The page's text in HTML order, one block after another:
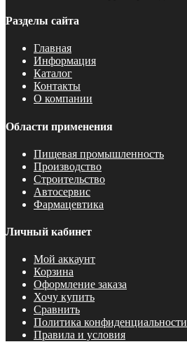
Разделы сайта
Главная
Информация
Каталог
Контакты
О компании
Области применения
Пищевая промышленность
Производство
Строительство
Автосервис
Фармацевтика
Личный кабинет
Мой аккаунт
Корзина
Оформление заказа
Хочу купить
Сравнить
Политика конфиденциальности
Правила и условия